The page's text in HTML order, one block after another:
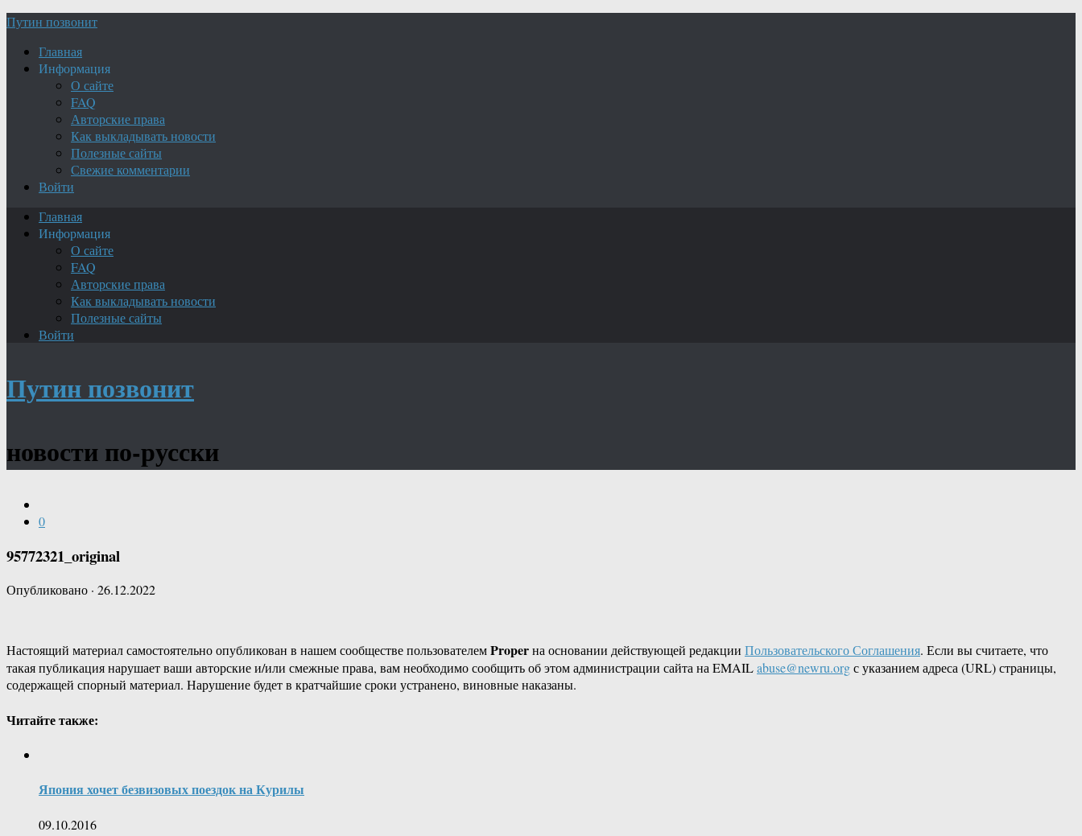
Путин позвонит
Главная
Информация
О сайте
FAQ
Авторские права
Как выкладывать новости
Полезные сайты
Свежие комментарии
Войти
Главная
Информация
О сайте
FAQ
Авторские права
Как выкладывать новости
Полезные сайты
Войти
Путин позвонит
новости по-русски
0
95772321_original
Опубликовано · 26.12.2022
Настоящий материал самостоятельно опубликован в нашем сообществе пользователемProperна основании действующей редакции Пользовательского Соглашения. Если вы считаете, что
такая публикация нарушает ваши авторские и/или смежные права, вам необходимо сообщить об этом администрации сайта на EMAILabuse@newru.orgс указанием адреса (URL) страницы,
содержащей спорный материал. Нарушение будет в кратчайшие сроки устранено, виновные наказаны.
Читайте также:
Япония хочет безвизовых поездок на Курилы
09.10.2016